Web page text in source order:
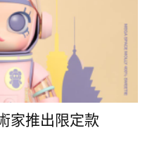
家推出限定款